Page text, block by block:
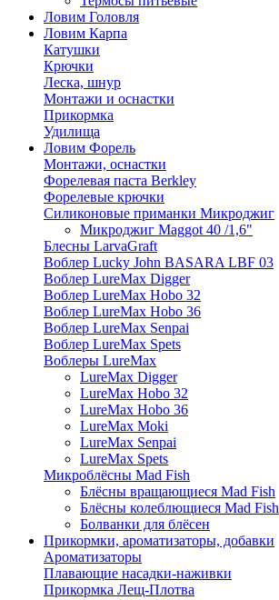
Ловим Головля
Ловим Карпа
Катушки
Крючки
Леска, шнур
Монтажи и оснастки
Прикормка
Удилища
Ловим Форель
Монтажи, оснастки
Форелевая паста Berkley
Форелевые крючки
Силиконовые приманки Микроджиг
Микроджиг Maggot 40 /1,6"
Блесны LarvaGraft
Воблер Lucky John BASARA LBF 03
Воблер LureMax Digger
Воблер LureMax Hobo 32
Воблер LureMax Hobo 36
Воблер LureMax Senpai
Воблер LureMax Spets
Воблеры LureMax
LureMax Digger
LureMax Hobo 32
LureMax Hobo 36
LureMax Moki
LureMax Senpai
LureMax Spets
Микроблёсны Mad Fish
Блёсны вращающиеся Mad Fish
Блёсны колеблющиеся Mad Fish
Болванки для блёсен
Прикормки, ароматизаторы, добавки
Ароматизаторы
Плавающие насадки-наживки
Прикормка Лещ-Плотва